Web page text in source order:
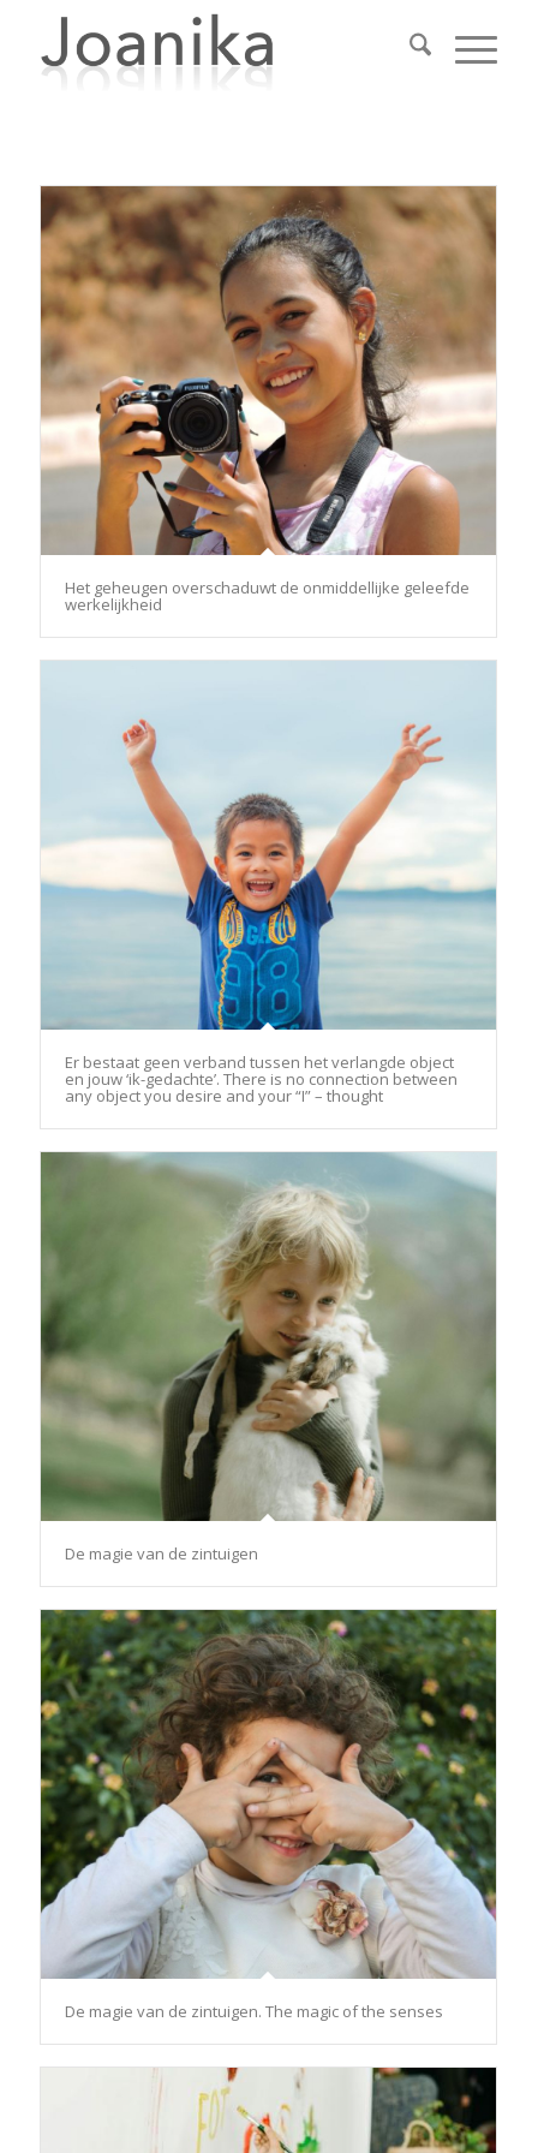
Het geheugen overschaduwt de onmiddellijke geleefde
werkelijkheid
Er bestaat geen verband tussen het verlangde object
en jouw ‘ik-gedachte’. There is no connection between
any object you desire and your “I” – thought
De magie van de zintuigen
De magie van de zintuigen. The magic of the senses